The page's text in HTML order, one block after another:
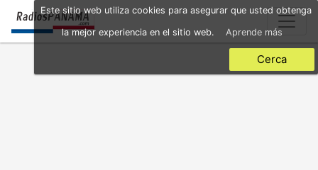
Skip
main
Este sitio web utiliza cookies para asegurar que usted obtenga
la mejor experiencia en el sitio web. Aprende más
Cerca